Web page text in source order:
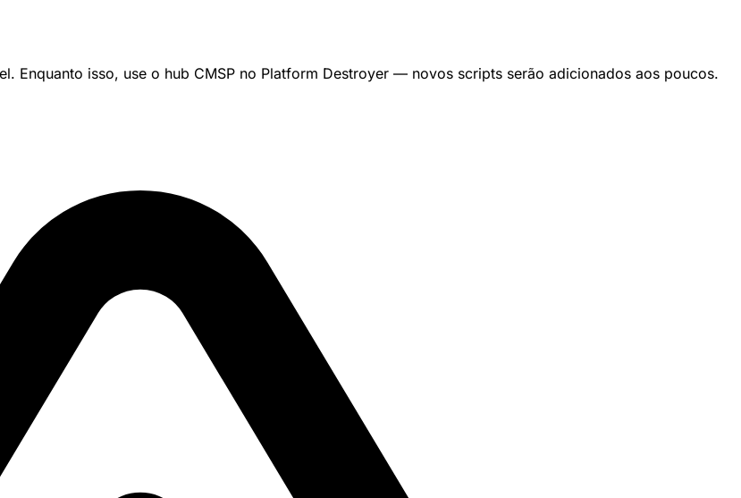
Enquanto isso, use o hub CMSP no Platform Destroyer — novos scripts serão adicionados aos poucos.